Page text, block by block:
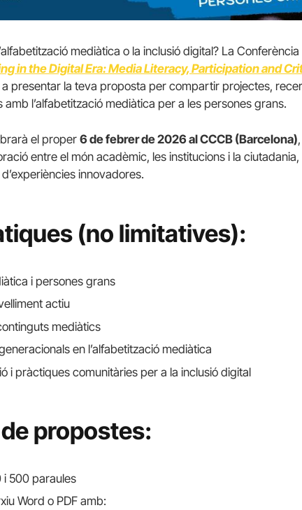
mediàtica o la inclusió digital? La
in the Digital Era: Media Literacy, Participation and
a presentar la teva proposta per compartir projectes,
l’alfabetització mediàtica per a les persones grans.
el proper6 de febrer de 2026 al CCCB (Barcelona)
entre el món acadèmic, les institucions i la
innovadores.
(no limitatives):
i persones grans
actiu
mediàtics
en l’alfabetització mediàtica
i pràctiques comunitàries per a la inclusió digital
propostes:
i 500 paraules
Word o PDF amb: